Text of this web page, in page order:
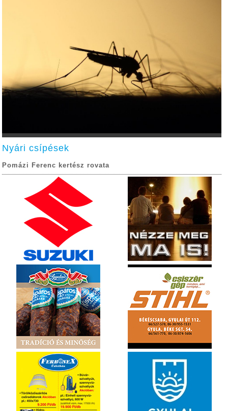
Nyári csípések
Pomázi Ferenc kertész rovata